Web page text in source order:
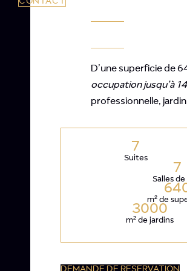
D’une superficie de
occupation jusqu’à
professionnelle,
7
Suites
7
Salles de
m² de
3000
m² de jardins